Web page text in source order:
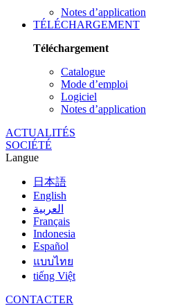
Notes d’application
TÉLÉCHARGEMENT
Téléchargement
Catalogue
Mode d’emploi
Logiciel
Notes d’application
ACTUALITÉS
SOCIÉTÉ
Langue
日本語
English
العربية
Français
Indonesia
Español
แบบไทย
tiếng Việt
CONTACTER